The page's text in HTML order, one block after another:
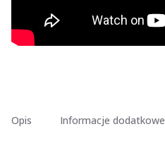
Opis Informacje dodatkowe